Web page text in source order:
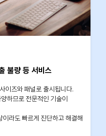
불량 등 서비스
이즈와 패널로 출시됩니다.
하므로 전문적인 기술이
라도 빠르게 진단하고 해결해